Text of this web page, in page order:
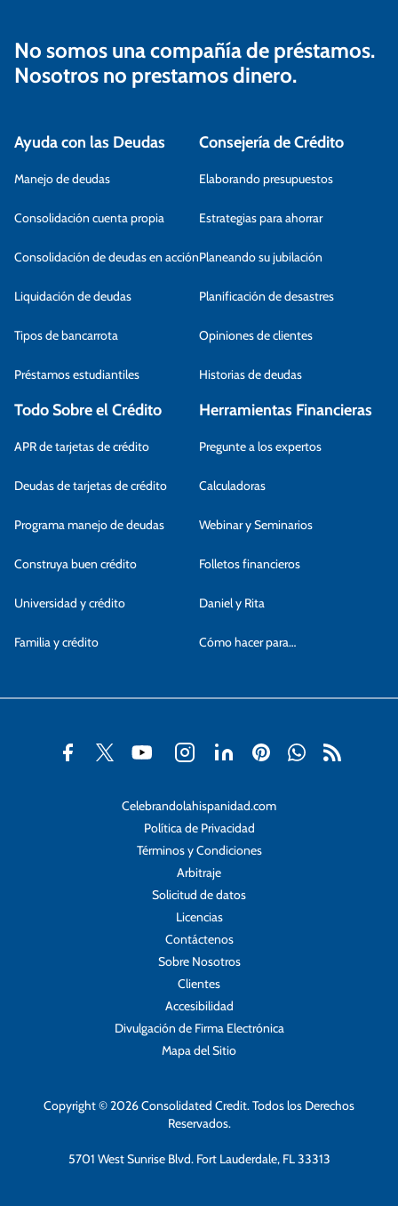
No somos una compañía de préstamos.
Nosotros no prestamos dinero.
Ayuda con las Deudas
Manejo de deudas
Consolidación cuenta propia
Consolidación de deudas en acción
Liquidación de deudas
Tipos de bancarrota
Préstamos estudiantiles
Consejería de Crédito
Elaborando presupuestos
Estrategias para ahorrar
Planeando su jubilación
Planificación de desastres
Opiniones de clientes
Historias de deudas
Todo Sobre el Crédito
APR de tarjetas de crédito
Deudas de tarjetas de crédito
Programa manejo de deudas
Construya buen crédito
Universidad y crédito
Familia y crédito
Herramientas Financieras
Pregunte a los expertos
Calculadoras
Webinar y Seminarios
Folletos financieros
Daniel y Rita
Cómo hacer para…
Celebrandolahispanidad.com
Política de Privacidad
Términos y Condiciones
Arbitraje
Solicitud de datos
Licencias
Contáctenos
Sobre Nosotros
Clientes
Accesibilidad
Divulgación de Firma Electrónica
Mapa del Sitio
Copyright © 2026 Consolidated Credit. Todos los Derechos
Reservados.
5701 West Sunrise Blvd. Fort Lauderdale, FL 33313